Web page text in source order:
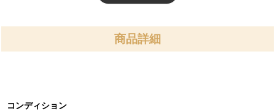
商品詳細
コンディション